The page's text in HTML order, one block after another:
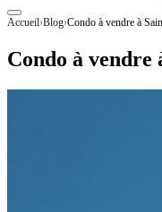
Accueil Blog Condo à vendre à
Condo à vendre